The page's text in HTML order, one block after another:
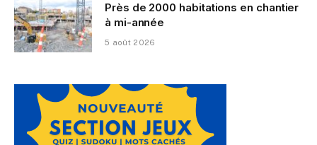
Près de 2000 habitations en chantier
à mi-année
5 août 2026